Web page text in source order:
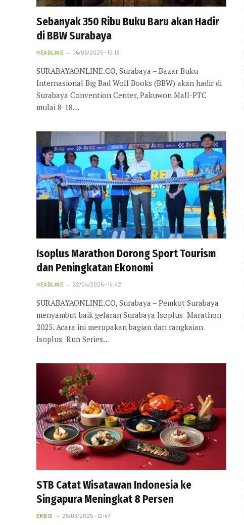
Sebanyak 350 Ribu Buku Baru akan Hadir
di BBW Surabaya
HEADLINE 06/05/2025 - 15:13
SURABAYAONLINE.CO, Surabaya – Bazar Buku
Internasional Big Bad Wolf Books (BBW) akan hadir di
Surabaya Convention Center, Pakuwon Mall-PTC
mulai 8-18…
Isoplus Marathon Dorong Sport Tourism
dan Peningkatan Ekonomi
HEADLINE 22/04/2025 - 14:42
SURABAYAONLINE.CO, Surabaya – Pemkot Surabaya
menyambut baik gelaran Surabaya Isoplus Marathon
2025. Acara ini merupakan bagian dari rangkaian
Isoplus Run Series…
STB Catat Wisatawan Indonesia ke
Singapura Meningkat 8 Persen
EKBIS 25/03/2025 - 12:47